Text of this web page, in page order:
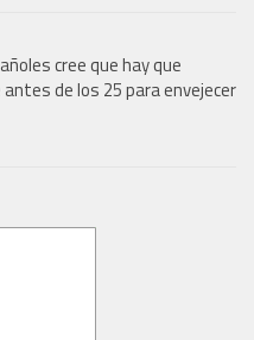
cree que hay que
de los 25 para envejecer